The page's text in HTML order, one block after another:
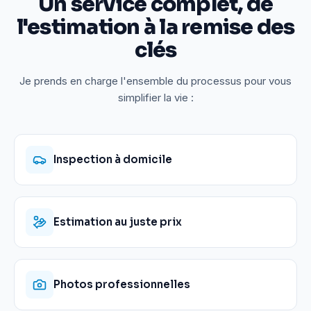
l'estimation à la remise des
clés
Je prends en charge l'ensemble du processus pour vous
simplifier la vie :
Inspection à domicile
Estimation au juste prix
Photos professionnelles